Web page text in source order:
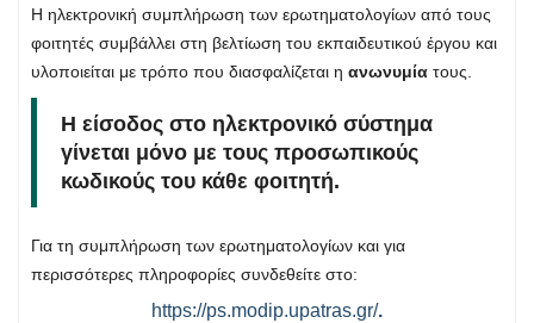
Η ηλεκτρονική συμπλήρωση των ερωτηματολογίων από τους
φοιτητές συμβάλλει στη βελτίωση του εκπαιδευτικού έργου και
υλοποιείται με τρόπο που διασφαλίζεται η ανωνυμία τους.
Η είσοδος στο ηλεκτρονικό σύστημα
γίνεται μόνο με τους προσωπικούς
κωδικούς του κάθε φοιτητή.
Για τη συμπλήρωση των ερωτηματολογίων και για
περισσότερες πληροφορίες συνδεθείτε στο:
https://ps.modip.upatras.gr/.